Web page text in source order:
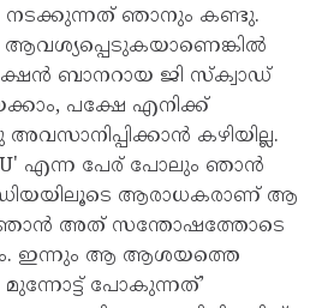
നടക്കുന്നത് ഞാനും കണ്ടു.
ബാനറായ ജി സ്ക്വാഡ്
പക്ഷേ എനിക്ക്
കഴിയില്ല.
എന്ന പേര് പോലും ഞാൻ
ആരാധകരാണ് ആ
ഞാൻ അത് സന്തോഷത്തോടെ
ഇന്നും ആ ആശയത്തെ
പോകുന്നത്’